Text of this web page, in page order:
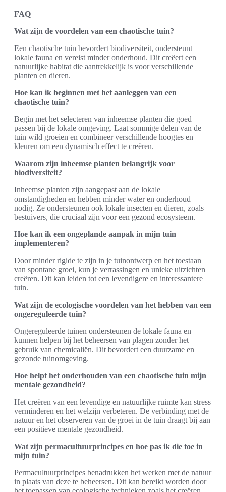
FAQ
Wat zijn de voordelen van een chaotische tuin?
Een chaotische tuin bevordert biodiversiteit, ondersteunt
lokale fauna en vereist minder onderhoud. Dit creëert een
natuurlijke habitat die aantrekkelijk is voor verschillende
planten en dieren.
Hoe kan ik beginnen met het aanleggen van een
chaotische tuin?
Begin met het selecteren van inheemse planten die goed
passen bij de lokale omgeving. Laat sommige delen van de
tuin wild groeien en combineer verschillende hoogtes en
kleuren om een dynamisch effect te creëren.
Waarom zijn inheemse planten belangrijk voor
biodiversiteit?
Inheemse planten zijn aangepast aan de lokale
omstandigheden en hebben minder water en onderhoud
nodig. Ze ondersteunen ook lokale insecten en dieren, zoals
bestuivers, die cruciaal zijn voor een gezond ecosysteem.
Hoe kan ik een ongeplande aanpak in mijn tuin
implementeren?
Door minder rigide te zijn in je tuinontwerp en het toestaan
van spontane groei, kun je verrassingen en unieke uitzichten
creëren. Dit kan leiden tot een levendigere en interessantere
tuin.
Wat zijn de ecologische voordelen van het hebben van een
ongereguleerde tuin?
Ongereguleerde tuinen ondersteunen de lokale fauna en
kunnen helpen bij het beheersen van plagen zonder het
gebruik van chemicaliën. Dit bevordert een duurzame en
gezonde tuinomgeving.
Hoe helpt het onderhouden van een chaotische tuin mijn
mentale gezondheid?
Het creëren van een levendige en natuurlijke ruimte kan stress
verminderen en het welzijn verbeteren. De verbinding met de
natuur en het observeren van de groei in de tuin draagt bij aan
een positieve mentale gezondheid.
Wat zijn permacultuurprincipes en hoe pas ik die toe in
mijn tuin?
Permacultuurprincipes benadrukken het werken met de natuur
in plaats van deze te beheersen. Dit kan bereikt worden door